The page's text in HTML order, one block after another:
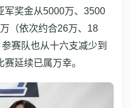
军奖金从5000万、3500
（依次约合26万、18
赛队也从十六支减少到
延续已属万幸。